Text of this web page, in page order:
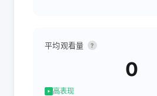
平均观看量 ?
0
高表现